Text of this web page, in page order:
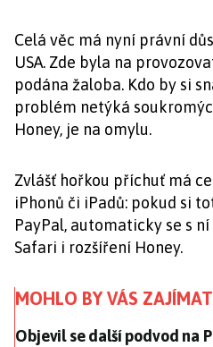
Celá věc má nyní právní
USA. Zde byla na
podána žaloba. Kdo by si
problém netýká
Honey, je na omylu.
Zvlášť hořkou příchuť má
iPhonů či iPadů: pokud si
PayPal, automaticky se s
Safari i rozšíření Honey.
MOHLO BY VÁS ZAJÍMAT
Objevil se další podvod na
Objevil se další podvod na